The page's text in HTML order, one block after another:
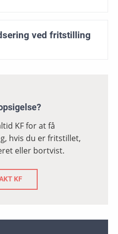
ved fritstilling
KF for at få
hvis du er fritstillet,
eller bortvist.
KF